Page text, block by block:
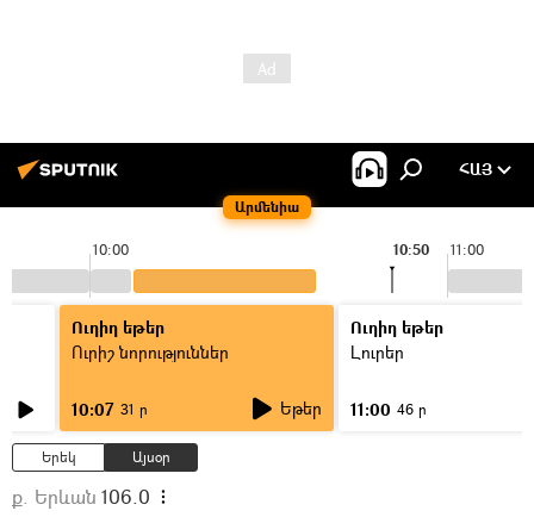
Արմենիա
ՀԱՅ
10:00 11:00
10:50
Ուղիղ եթեր
Ուրիշ նորություններ
10:07 31 ր Եթեր
Ուղիղ եթեր
Լուրեր
11:00 46 ր
Երեկ Այսօր
ք. Երևան 106.0